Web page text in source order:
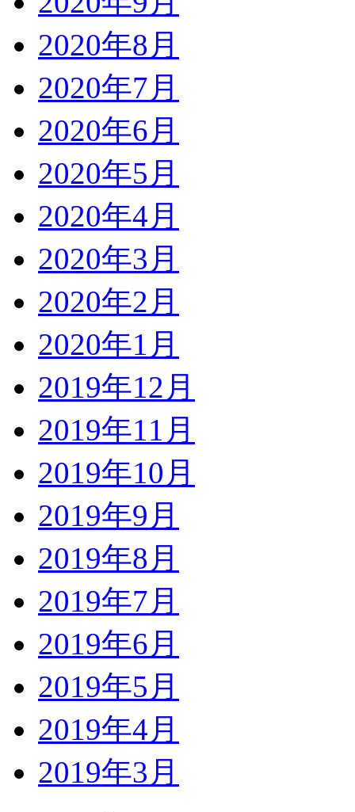
2020年8月
2020年7月
2020年6月
2020年5月
2020年4月
2020年3月
2020年2月
2020年1月
2019年12月
2019年11月
2019年10月
2019年9月
2019年8月
2019年7月
2019年6月
2019年5月
2019年4月
2019年3月